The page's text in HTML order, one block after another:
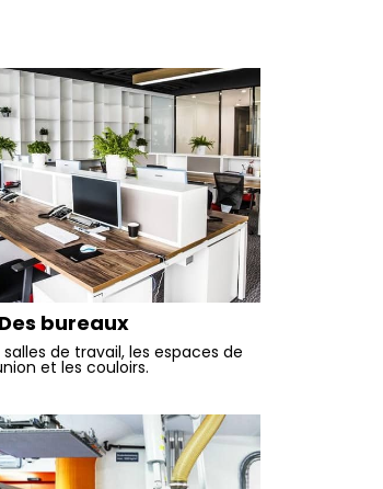
Des bureaux
de travail, les espaces de
et les couloirs.